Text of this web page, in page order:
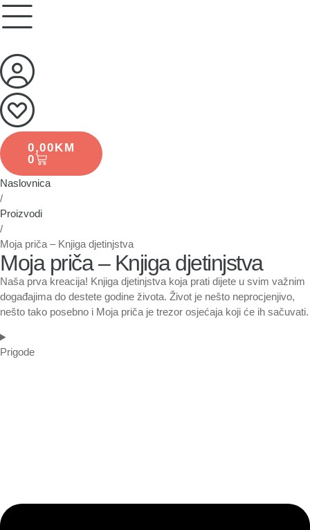
0,00KM
0
Naslovnica
/
Proizvodi
/
Moja priča – Knjiga djetinjstva
Moja priča – Knjiga djetinjstva
Naša prva kreacija! Knjiga djetinjstva koja prati dijete u svim važnim
događajima do destete godine života. Život je nešto neprocjenjivo,
nešto tako posebno i Moja priča je trezor osjećaja koji će ih sačuvati.
Prigode